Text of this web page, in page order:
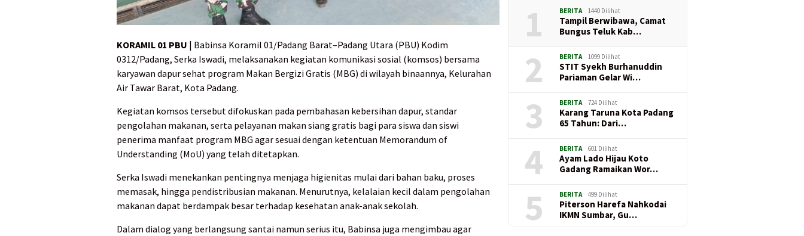
KORAMIL 01 PBU | Babinsa Koramil 01/Padang Barat–Padang Utara (PBU) Kodim
0312/Padang, Serka Iswadi, melaksanakan kegiatan komunikasi sosial (komsos) bersama
karyawan dapur sehat program Makan Bergizi Gratis (MBG) di wilayah binaannya, Kelurahan
Air Tawar Barat, Kota Padang.
Kegiatan komsos tersebut difokuskan pada pembahasan kebersihan dapur, standar
pengolahan makanan, serta pelayanan makan siang gratis bagi para siswa dan siswi
penerima manfaat program MBG agar sesuai dengan ketentuan Memorandum of
Understanding (MoU) yang telah ditetapkan.
Serka Iswadi menekankan pentingnya menjaga higienitas mulai dari bahan baku, proses
memasak, hingga pendistribusian makanan. Menurutnya, kelalaian kecil dalam pengolahan
makanan dapat berdampak besar terhadap kesehatan anak-anak sekolah.
Dalam dialog yang berlangsung santai namun serius itu, Babinsa juga mengimbau agar
1 BERITA 1440 Dilihat
Tampil Berwibawa, Camat
Bungus Teluk Kab…
2 BERITA 1099 Dilihat
STIT Syekh Burhanuddin
Pariaman Gelar Wi…
3 BERITA 724 Dilihat
Karang Taruna Kota Padang
65 Tahun: Dari…
4 BERITA 601 Dilihat
Ayam Lado Hijau Koto
Gadang Ramaikan Wor…
5 BERITA 499 Dilihat
Piterson Harefa Nahkodai
IKMN Sumbar, Gu…